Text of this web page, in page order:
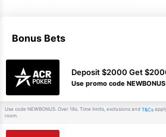
Bonus Bets
Deposit $2000 Get
Use promo code NEWBONUS
Use code NEWBONUS. Over 18s. Time limits, exclusions and T&Cs
room.